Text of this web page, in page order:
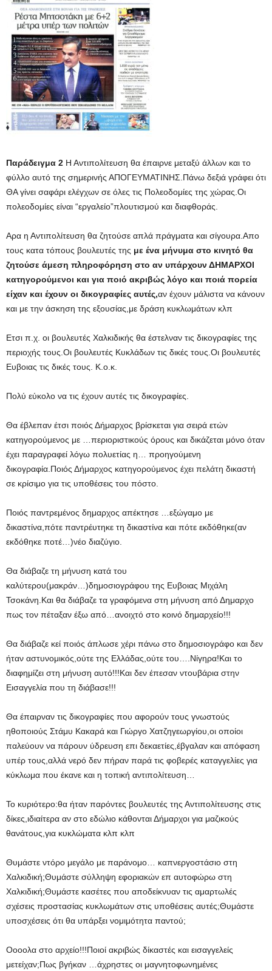
Παράδειγμα 2 Η Αντιπολίτευση θα έπαιρνε μεταξύ άλλων και το
φύλλο αυτό της σημερινής ΑΠΟΓΕΥΜΑΤΙΝΗΣ.Πάνω δεξιά γράφει ότι
ΘΑ γίνει σαφάρι ελέγχων σε όλες τις Πολεοδομίες της χώρας.Οι
πολεοδομίες είναι “εργαλείο”πλουτισμού και διαφθοράς.
Αρα η Αντιπολίτευση θα ζητούσε απλά πράγματα και σίγουρα.Απο
τους κατα τόπους βουλευτές της με ένα μήνυμα στο κινητό θα
ζητούσε άμεση πληροφόρηση στο αν υπάρχουν ΔΗΜΑΡΧΟΙ
κατηγορούμενοι και για ποιό ακριβώς λόγο και ποιά πορεία
είχαν και έχουν οι δικογραφίες αυτές,αν έχουν μάλιστα να κάνουν
και με την άσκηση της εξουσίας,με δράση κυκλωμάτων κλπ
Ετσι π.χ. οι βουλευτές Χαλκιδικής θα έστελναν τις δικογραφίες της
περιοχής τους.Οι βουλευτές Κυκλάδων τις δικές τους.Οι βουλευτές
Ευβοιας τις δικές τους. Κ.ο.κ.
Πολύ εύκολο να τις έχουν αυτές τις δικογραφίες.
Θα έβλεπαν έτσι ποιός Δήμαρχος βρίσκεται για σειρά ετών
κατηγορούμενος με …περιοριστικούς όρους και δικάζεται μόνο όταν
έχει παραγραφεί λόγω πολυετίας η… προηγούμενη
δικογραφία.Ποιός Δήμαρχος κατηγορούμενος έχει πελάτη δικαστή
σε κρίσιμο για τις υποθέσεις του πόστο.
Ποιός παντρεμένος δημαρχος απέκτησε …εξώγαμο με
δικαστίνα,πότε παντρέυτηκε τη δικαστίνα και πότε εκδόθηκε(αν
εκδόθηκε ποτέ…)νέο διαζύγιο.
Θα διάβαζε τη μήνυση κατά του
καλύτερου(μακράν…)δημοσιογράφου της Ευβοιας Μιχάλη
Τσοκάνη.Και θα διάβαζε τα γραφόμενα στη μήνυση από Δημαρχο
πως τον πέταξαν έξω από…ανοιχτό στο κοινό δημαρχείο!!!
Θα διάβαζε κεί ποιός άπλωσε χέρι πάνω στο δημοσιογράφο και δεν
ήταν αστυνομικός,ούτε της Ελλάδας,ούτε του….Νίγηρα!Και το
διαφημίζει στη μήνυση αυτό!!!Και δεν έπεσαν ντουβάρια στην
Εισαγγελία που τη διάβασε!!!
Θα έπαιρναν τις δικογραφίες που αφορούν τους γνωστούς
ηθοποιούς Στάμυ Κακαρά και Γιώργο Χατζηγεωργίου,οι οποίοι
παλεύουν να πάρουν ύδρευση επι δεκαετίες,έβγαλαν και απόφαση
υπέρ τους,αλλά νερό δεν πήραν παρά τις φοβερές καταγγελίες για
κύκλωμα που έκανε και η τοπική αντιπολίτευση…
Το κυριότερο:θα ήταν παρόντες βουλευτές της Αντιπολίτευσης στις
δίκες,ιδιαίτερα αν στο εδώλιο κάθονται Δήμαρχοι για μαζικούς
θανάτους,για κυκλώματα κλπ κλπ
Θυμάστε ντόρο μεγάλο με παράνομο… καπνεργοστάσιο στη
Χαλκιδική;Θυμάστε σύλληψη εφοριακών επ αυτοφώρω στη
Χαλκιδική;Θυμάστε κασέτες που αποδείκνυαν τις αμαρτωλές
σχέσεις προστασίας κυκλωμάτων στις υποθέσεις αυτές;Θυμάστε
υποσχέσεις ότι θα υπάρξει νομιμότητα παντού;
Οοοολα στο αρχείο!!!Ποιοί ακριβώς δίκαστές και εισαγγελείς
μετείχαν;Πως βγήκαν …άχρηστες οι μαγνητοφωνημένες